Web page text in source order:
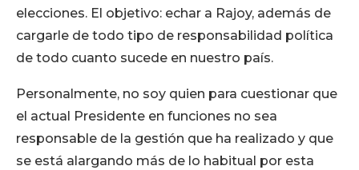
elecciones. El objetivo: echar a Rajoy, además de
cargarle de todo tipo de responsabilidad política
de todo cuanto sucede en nuestro país.
Personalmente, no soy quien para cuestionar que
el actual Presidente en funciones no sea
responsable de la gestión que ha realizado y que
se está alargando más de lo habitual por esta